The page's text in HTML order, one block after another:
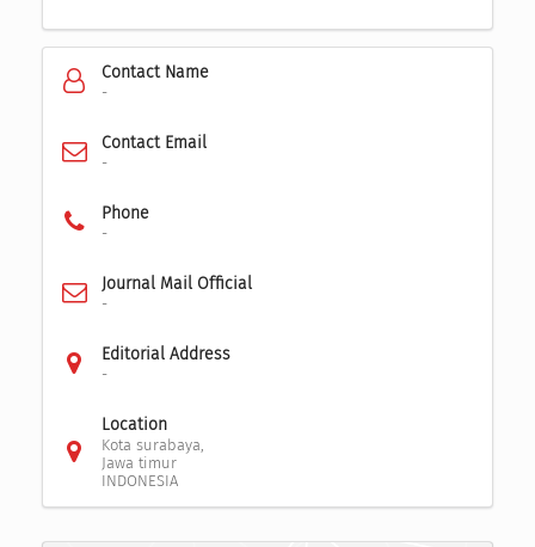
Contact Name
-
Contact Email
-
Phone
-
Journal Mail Official
-
Editorial Address
-
Location
Kota surabaya,
Jawa timur
INDONESIA